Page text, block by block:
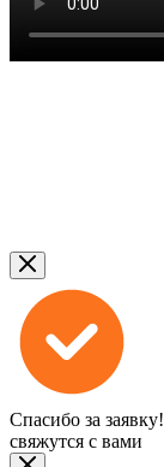
Спасибо за заявку!
свяжутся с вами